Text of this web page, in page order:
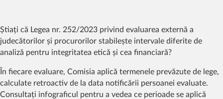
Știați că Legea nr. 252/2023 privind evaluarea externă a
judecătorilor și procurorilor stabilește intervale diferite de
analiză pentru integritatea etică și cea financiară?
În fiecare evaluare, Comisia aplică termenele prevăzute de lege,
calculate retroactiv de la data notificării persoanei evaluate.
Consultați infograficul pentru a vedea ce perioade se aplică